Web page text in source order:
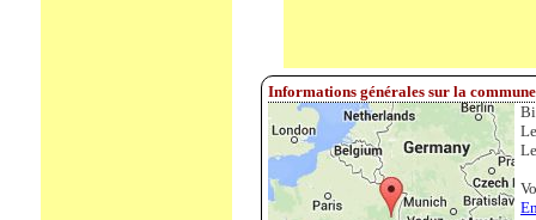
Informations générales sur la